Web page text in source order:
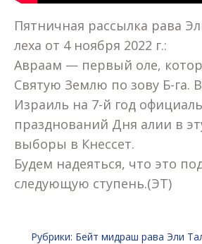
Пятничная рассылка рава
леха от 4 ноября 2022 г.:
Авраам — первый оле,
Святую Землю по зову Б-га. В
Израиль на 7-й год
празднований Дня алии в
выборы в Кнессет.
Будем надеяться, что это
следующую ступень.(ЭТ)
Рубрики: Бейт мидраш рава Эли